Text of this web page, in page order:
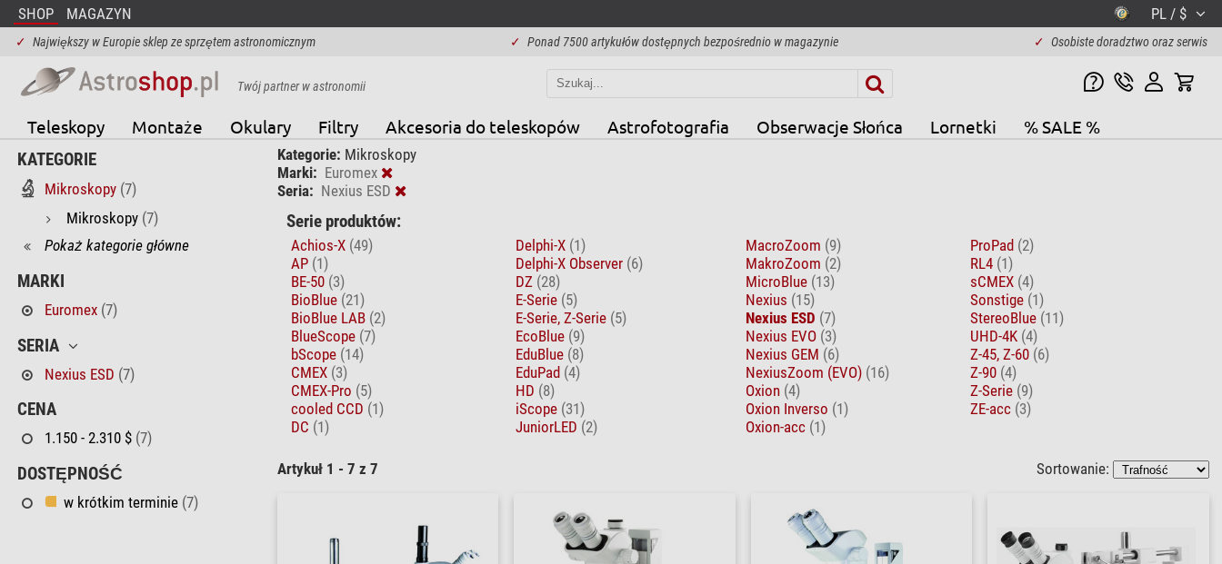
SHOP MAGAZYN PL / $
✓ Największy w Europie sklep ze sprzętem astronomicznym ✓ Ponad 7500 artykułów dostępnych bezpośrednio w magazynie ✓ Osobiste doradztwo oraz serwis
Twój partner w astronomii
Teleskopy Montaże Okulary Filtry Akcesoria do teleskopów Astrofotografia Obserwacje Słońca Lornetki % SALE %
KATEGORIE
Mikroskopy (7)
Mikroskopy (7)
Pokaż kategorie główne
MARKI
Euromex (7)
SERIA
Nexius ESD (7)
CENA
1.150 - 2.310 $ (7)
DOSTĘPNOŚĆ
w krótkim terminie (7)
Kategorie: Mikroskopy
Marki: Euromex
Seria: Nexius ESD
Serie produktów:
Achios-X (49)
AP (1)
BE-50 (3)
BioBlue (21)
BioBlue LAB (2)
BlueScope (7)
bScope (14)
CMEX (3)
CMEX-Pro (5)
cooled CCD (1)
DC (1)
Delphi-X (1)
Delphi-X Observer (6)
DZ (28)
E-Serie (5)
E-Serie, Z-Serie (5)
EcoBlue (9)
EduBlue (8)
EduPad (4)
HD (8)
iScope (31)
JuniorLED (2)
MacroZoom (9)
MakroZoom (2)
MicroBlue (13)
Nexius (15)
Nexius ESD (7)
Nexius EVO (3)
Nexius GEM (6)
NexiusZoom (EVO) (16)
Oxion (4)
Oxion Inverso (1)
Oxion-acc (1)
ProPad (2)
RL4 (1)
sCMEX (4)
Sonstige (1)
StereoBlue (11)
UHD-4K (4)
Z-45, Z-60 (6)
Z-90 (4)
Z-Serie (9)
ZE-acc (3)
Artykuł 1 - 7 z 7 Sortowanie: